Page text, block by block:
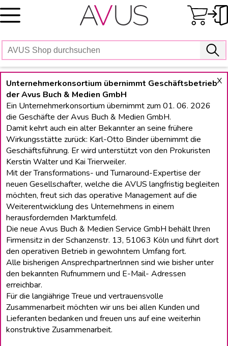
Skip
to
X
Unternehmerkonsortium übernimmt Geschäftsbetrieb
der Avus Buch & Medien GmbH
Ein Unternehmerkonsortium übernimmt zum 01. 06. 2026
die Geschäfte der Avus Buch & Medien GmbH.
Damit kehrt auch ein alter Bekannter an seine frühere
Wirkungsstätte zurück: Karl-Otto Binder übernimmt die
Geschäftsführung. Er wird unterstützt von den Prokuristen
Kerstin Walter und Kai Trierweiler.
Mit der Transformations- und Turnaround-Expertise der
neuen Gesellschafter, welche die AVUS langfristig begleiten
möchten, freut sich das operative Management auf die
Weiterentwicklung des Unternehmens in einem
herausfordernden Marktumfeld.
Die neue Avus Buch & Medien Service GmbH behält lhren
Firmensitz in der Schanzenstr. 13, 51063 Köln und führt dort
den operativen Betrieb in gewohntem Umfang fort.
Alle bisherigen Ansprechpartnerlnnen sind wie bisher unter
den bekannten Rufnummern und E-Mail- Adressen
erreichbar.
Für die langiährige Treue und vertrauensvolle
Zusammenarbeit möchten wir uns bei allen Kunden und
Lieferanten bedanken und freuen uns auf eine weiterhin
konstruktive Zusammenarbeit.